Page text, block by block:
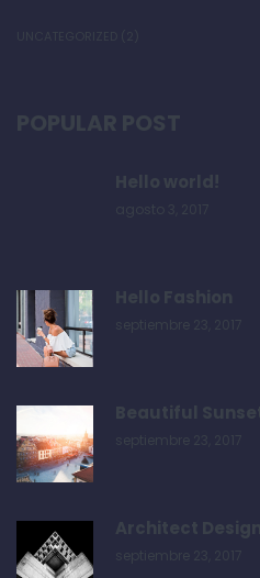
POPULAR POST
Hello world!
agosto 3, 2017
Hello Fashion
septiembre 23, 2017
Beautiful Sunset
septiembre 23, 2017
Architect Design
septiembre 23, 2017